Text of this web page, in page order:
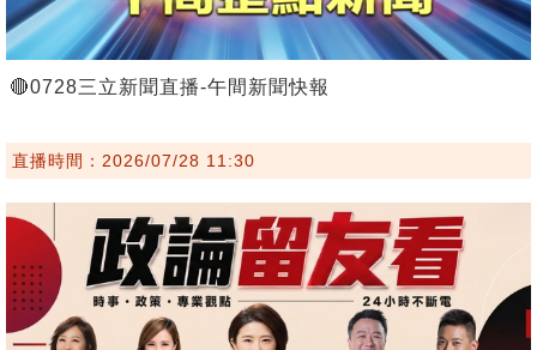
🔴0728三立新聞直播-午間新聞快報
直播時間：2026/07/28 11:30